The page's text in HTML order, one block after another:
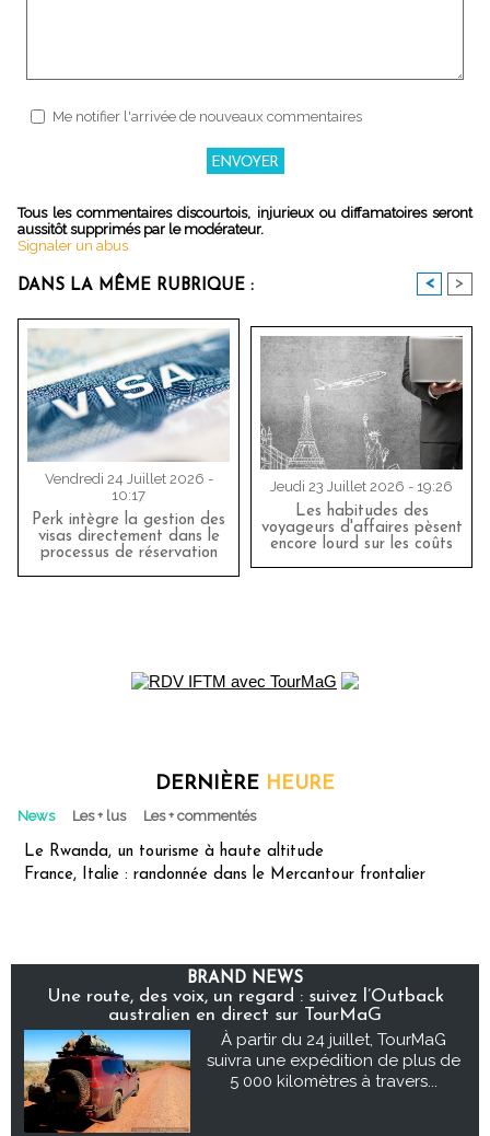
Me notifier l'arrivée de nouveaux commentaires
Tous les commentaires discourtois, injurieux ou diffamatoires seront
aussitôt supprimés par le modérateur.
Signaler un abus
DANS LA MÊME RUBRIQUE : < >
Vendredi 24 Juillet 2026 -
10:17
Perk intègre la gestion des
visas directement dans le
processus de réservation
Jeudi 23 Juillet 2026 - 19:26
Les habitudes des
voyageurs d'affaires pèsent
encore lourd sur les coûts
DERNIÈRE HEURE
News Les + lus Les + commentés
Le Rwanda, un tourisme à haute altitude
France, Italie : randonnée dans le Mercantour frontalier
BRAND NEWS
Une route, des voix, un regard : suivez l’Outback
australien en direct sur TourMaG
À partir du 24 juillet, TourMaG
suivra une expédition de plus de
5 000 kilomètres à travers...